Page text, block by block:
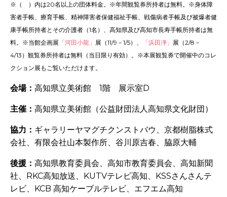
※（ ）内は20名以上の団体料金。※年間観覧券所持者は無料。※身体障
害者手帳、療育手帳、精神障害者保健福祉手帳、戦傷病者手帳及び被爆者健
康手帳所持者とその介護者（1名）、高知県及び高知市長寿手帳所持者は無
料。※当館企画展 「河田小龍」 展（11/9－1/5）、 「浜田浄」 展（2/8－
4/13）観覧券所持者は無料（当日限り有効）。※本展観覧券で開催中のコレ
クション展もご覧いただけます。
会場： 高知県立美術館 1階 展示室D
主催： 高知県立美術館（公益財団法人高知県文化財団）
協力： ギャラリーヤマグチクンストバウ、京都樹脂株式
会社、有限会社山本製作所、谷川原吉春、脇原大輔
後援： 高知県教育委員会、高知市教育委員会、高知新聞
社、
RKC高知放送、KUTVテレビ高知、 KSSさんさんテ
レビ、
KCB 高知ケーブルテレビ、エフエム高知